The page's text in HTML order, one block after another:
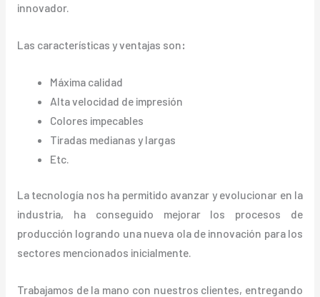
innovador.
Las características y ventajas son:
Máxima calidad
Alta velocidad de impresión
Colores impecables
Tiradas medianas y largas
Etc.
La tecnología nos ha permitido avanzar y evolucionar en la
industria, ha conseguido mejorar los procesos de
producción logrando una nueva ola de innovación para los
sectores mencionados inicialmente.
Trabajamos de la mano con nuestros clientes, entregando